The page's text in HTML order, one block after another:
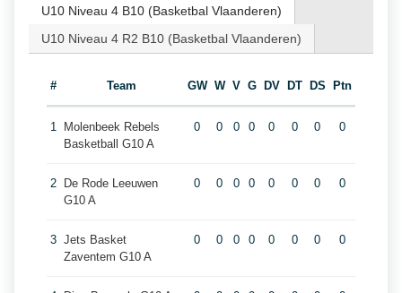
U10 Niveau 4 B10 (Basketbal Vlaanderen)
U10 Niveau 4 R2 B10 (Basketbal Vlaanderen)
# Team GW W V G DV DT DS Ptn
1
Molenbeek Rebels
Basketball G10 A
0 0 0 0 0 0 0 0
2
De Rode Leeuwen
G10 A
0 0 0 0 0 0 0 0
3 Jets Basket
Zaventem G10 A
0 0 0 0 0 0 0 0